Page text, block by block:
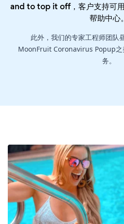
and to top it off，客户支持可
帮助中心。
此外，我们的专家工程师团队
MoonFruit Coronavirus Popup之
务。